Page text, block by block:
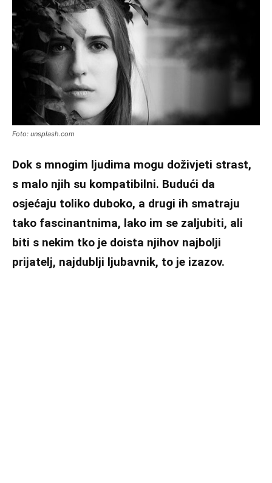
Foto: unsplash.com
Dok s mnogim ljudima mogu doživjeti strast,
s malo njih su kompatibilni. Budući da
osjećaju toliko duboko, a drugi ih smatraju
tako fascinantnima, lako im se zaljubiti, ali
biti s nekim tko je doista njihov najbolji
prijatelj, najdublji ljubavnik, to je izazov.